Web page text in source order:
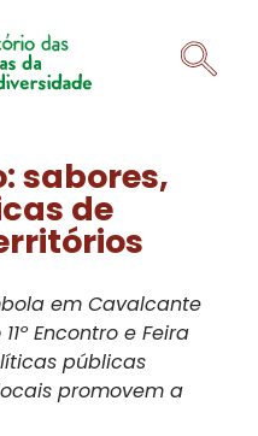
sabores,
de
em Cavalcante
Encontro e Feira
públicas
promovem a